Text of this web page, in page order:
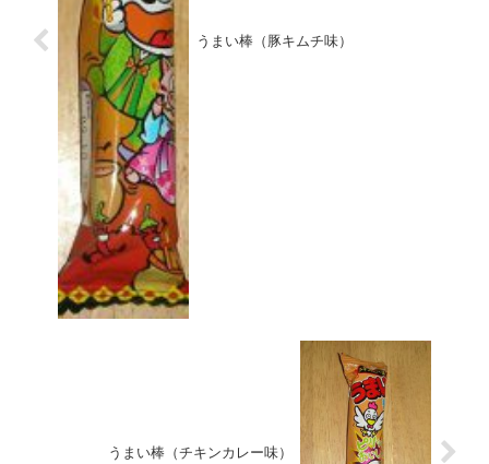
うまい棒（豚キムチ味）
うまい棒（チキンカレー味）